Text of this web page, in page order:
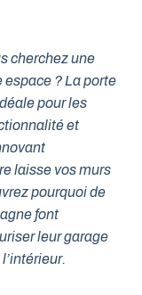
cherchez une
? La porte
pour les
et
laisse vos murs
pourquoi de
font
leur garage